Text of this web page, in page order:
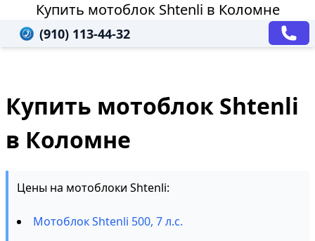
Купить мотоблок Shtenli в Коломне
(910) 113-44-32
Купить мотоблок Shtenli
в Коломне
Цены на мотоблоки Shtenli:
Мотоблок Shtenli 500, 7 л.с.